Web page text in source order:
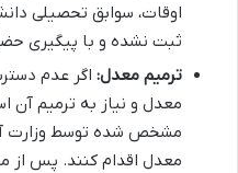
اوقات، سوابق تحصیلی
ثبت نشده و با پیگیری
ترمیم معدل: اگر عدم
معدل و نیاز به ترمیم آن
مشخص شده توسط وزارت
معدل اقدام کنند. پس از